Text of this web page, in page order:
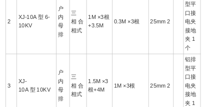
2
XJ-10A 型 6-
10KV
户
内
母
排
三
相 合
相式
1M ×3根
+3.5M
0.3M ×3根 25mm 2
型平
口接
电夹
接地
夹 1
个
3
XJ-
10A 型 10KV
户
内
母
排
三
相 合
相式
1.5M ×3
根+4M
1M ×3根 25mm 2
铝排
型平
口接
电夹
接地
夹 1